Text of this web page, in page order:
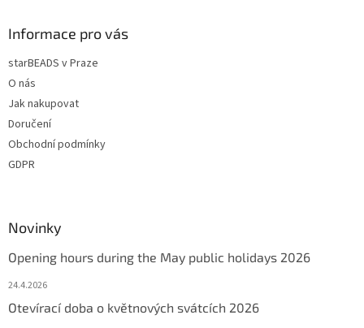
Informace pro vás
starBEADS v Praze
O nás
Jak nakupovat
Doručení
Obchodní podmínky
GDPR
Novinky
Opening hours during the May public holidays 2026
24.4.2026
Otevírací doba o květnových svátcích 2026